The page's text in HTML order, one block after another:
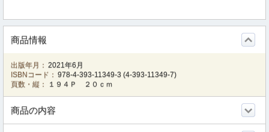
商品情報
出版年月： 2021年6月
ISBNコード： 978-4-393-11349-3 (4-393-11349-7)
頁数・縦：
１９４Ｐ ２０ｃｍ
商品の内容